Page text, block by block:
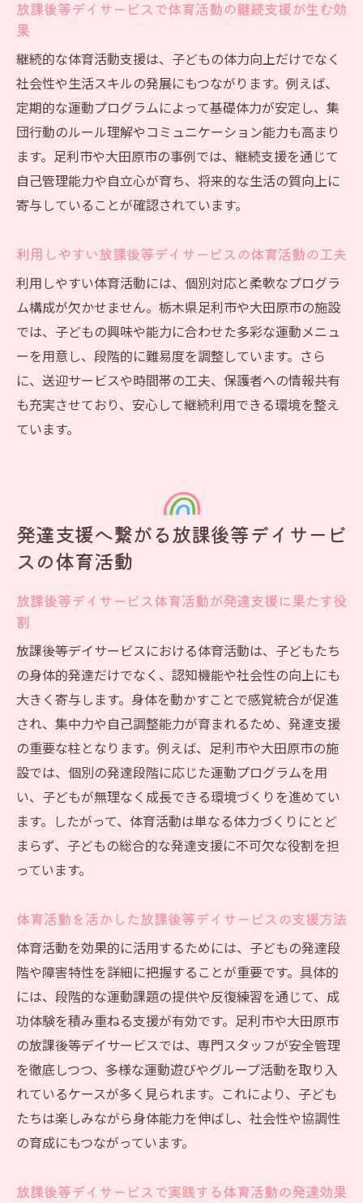
放課後等デイサービスで体育活動の継続支援が生む効
果
継続的な体育活動支援は、子どもの体力向上だけでなく
社会性や生活スキルの発展にもつながります。例えば、
定期的な運動プログラムによって基礎体力が安定し、集
団行動のルール理解やコミュニケーション能力も高まり
ます。足利市や大田原市の事例では、継続支援を通じて
自己管理能力や自立心が育ち、将来的な生活の質向上に
寄与していることが確認されています。
利用しやすい放課後等デイサービスの体育活動の工夫
利用しやすい体育活動には、個別対応と柔軟なプログラ
ム構成が欠かせません。栃木県足利市や大田原市の施設
では、子どもの興味や能力に合わせた多彩な運動メニュ
ーを用意し、段階的に難易度を調整しています。さら
に、送迎サービスや時間帯の工夫、保護者への情報共有
も充実させており、安心して継続利用できる環境を整え
ています。
発達支援へ繋がる放課後等デイサービ
スの体育活動
放課後等デイサービス体育活動が発達支援に果たす役
割
放課後等デイサービスにおける体育活動は、子どもたち
の身体的発達だけでなく、認知機能や社会性の向上にも
大きく寄与します。身体を動かすことで感覚統合が促進
され、集中力や自己調整能力が育まれるため、発達支援
の重要な柱となります。例えば、足利市や大田原市の施
設では、個別の発達段階に応じた運動プログラムを用
い、子どもが無理なく成長できる環境づくりを進めてい
ます。したがって、体育活動は単なる体力づくりにとど
まらず、子どもの総合的な発達支援に不可欠な役割を担
っています。
体育活動を活かした放課後等デイサービスの支援方法
体育活動を効果的に活用するためには、子どもの発達段
階や障害特性を詳細に把握することが重要です。具体的
には、段階的な運動課題の提供や反復練習を通じて、成
功体験を積み重ねる支援が有効です。足利市や大田原市
の放課後等デイサービスでは、専門スタッフが安全管理
を徹底しつつ、多様な運動遊びやグループ活動を取り入
れているケースが多く見られます。これにより、子ども
たちは楽しみながら身体能力を伸ばし、社会性や協調性
の育成にもつながっています。
放課後等デイサービスで実践する体育活動の発達効果